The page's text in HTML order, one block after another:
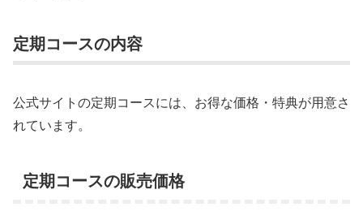
定期コースの内容
公式サイトの定期コースには、お得な価格・特典が用意さ
れています。
定期コースの販売価格